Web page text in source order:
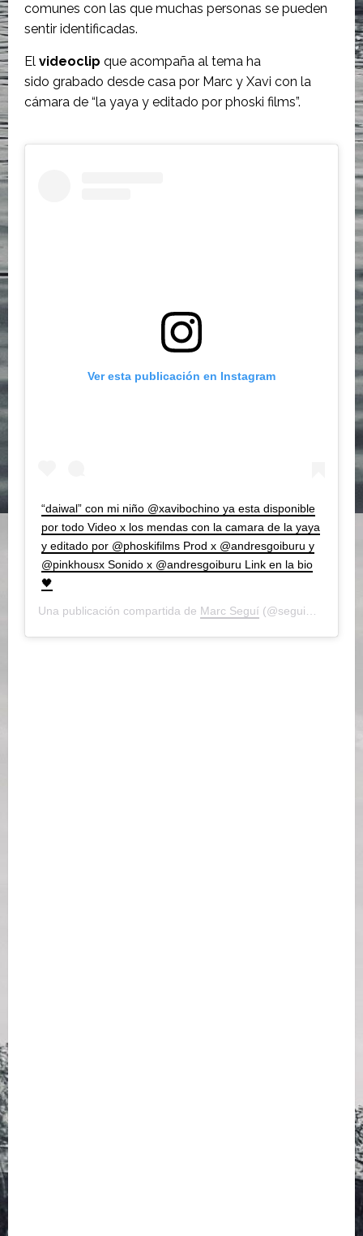
comunes con las que muchas personas se pueden
sentir identificadas.
El videoclip que acompaña al tema ha
sido grabado desde casa por Marc y Xavi con la
cámara de “la yaya y editado por phoski films”.
Ver esta publicación en Instagram
“daiwal” con mi niño @xavibochino ya esta disponible
por todo Video x los mendas con la camara de la yaya
y editado por @phoskifilms Prod x @andresgoiburu y
@pinkhousx Sonido x @andresgoiburu Link en la bio
🖤
Una publicación compartida de Marc Seguí (@seguimarc) el